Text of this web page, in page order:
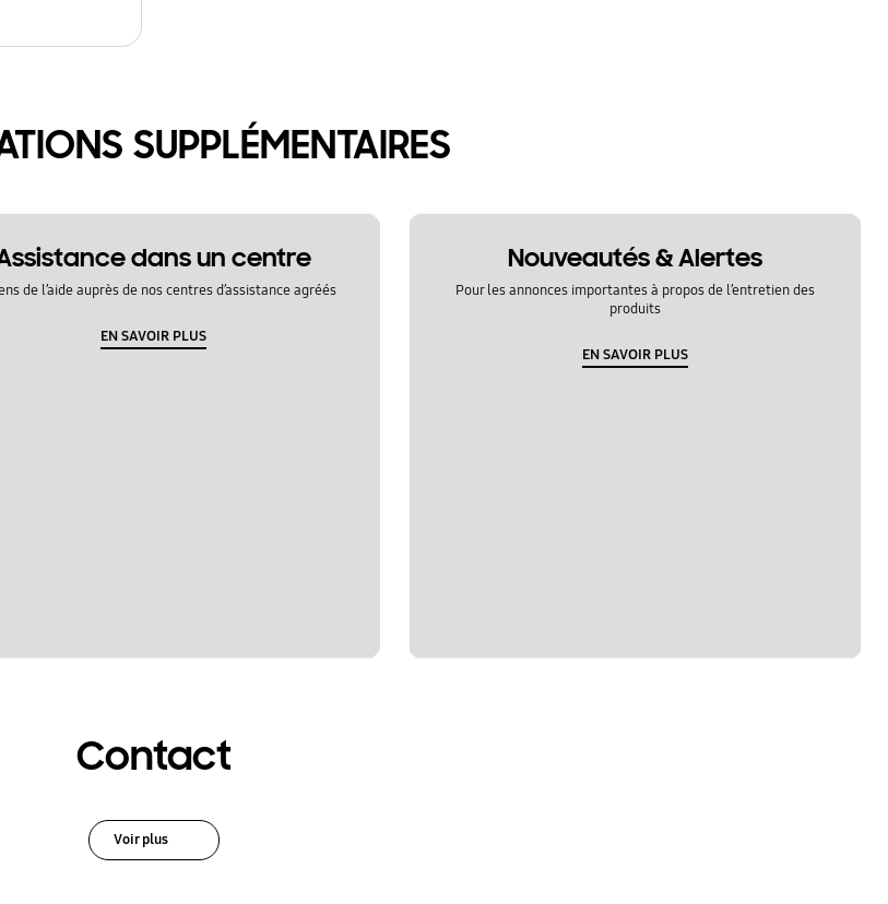
SUPPLÉMENTAIRES
dans un centre
de l’aide auprès de nos centres d’assistance agréés
EN SAVOIR PLUS
Nouveautés & Alertes
Pour les annonces importantes à propos de l’entretien des
produits
EN SAVOIR PLUS
Contact
Voir plus